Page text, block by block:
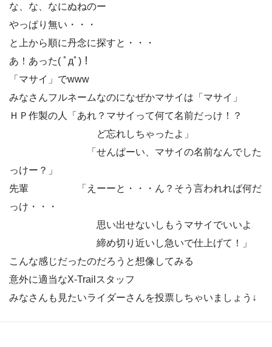
な、な、なにぬねのー
やっぱり無い・・・
と上から順に丹念に探すと・・・
あ！あった( ﾟдﾟ)！
「マサイ」でwww
みなさんフルネームなのになぜかマサイは「マサイ」
ＨＰ作製の人「あれ？マサイって何て名前だっけ！？
ど忘れしちゃったよ」
「せんぱーい、マサイの名前なんでした
っけー？」
先輩 「えーーと・・・ん？そう言われれば何だ
っけ・・・
思い出せないしもうマサイでいいよ
締め切り近いし急いで仕上げて！」
こんな感じだったのだろうと想像してみる
意外に適当なX-Trailスタッフ
みなさんも見たいライダーさんを投票しちゃいましょう↓